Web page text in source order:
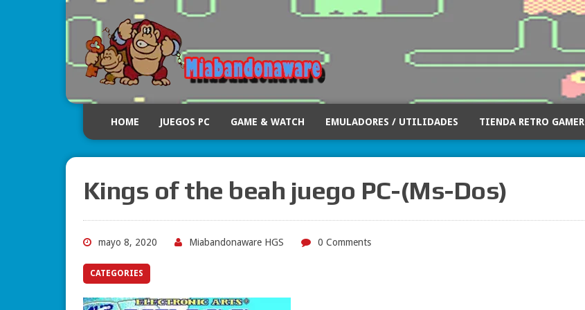
HOME JUEGOS PC GAME & WATCH EMULADORES / UTILIDADES TIENDA RETRO GAMER
Kings of the beah juego PC-(Ms-Dos)
mayo 8, 2020 Miabandonaware HGS 0 Comments
CATEGORIES